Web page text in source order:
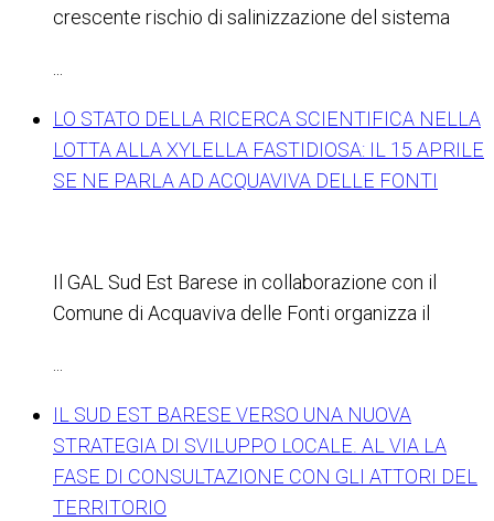
crescente rischio di salinizzazione del sistema
LO STATO DELLA RICERCA SCIENTIFICA NELLA
LOTTA ALLA XYLELLA FASTIDIOSA: IL 15 APRILE
SE NE PARLA AD ACQUAVIVA DELLE FONTI
Il GAL Sud Est Barese in collaborazione con il
Comune di Acquaviva delle Fonti organizza il
IL SUD EST BARESE VERSO UNA NUOVA
STRATEGIA DI SVILUPPO LOCALE. AL VIA LA
FASE DI CONSULTAZIONE CON GLI ATTORI DEL
TERRITORIO